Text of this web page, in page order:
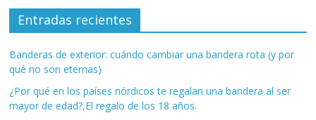
Entradas recientes
Banderas de exterior: cuándo cambiar una bandera rota (y por
qué no son eternas)
¿Por qué en los países nórdicos te regalan una bandera al ser
mayor de edad?,El regalo de los 18 años.